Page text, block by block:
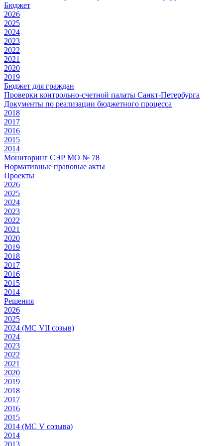
Бюджет
2026
2025
2024
2023
2022
2021
2020
2019
Бюджет для граждан
Проверки контрольно-счетной палаты Санкт-Петербурга
Документы по реализации бюджетного процесса
2018
2017
2016
2015
2014
Мониторинг СЭР МО № 78
Нормативные правовые акты
Проекты
2026
2025
2024
2023
2022
2021
2020
2019
2018
2017
2016
2015
2014
Решения
2026
2025
2024 (МС VII созыв)
2024
2023
2022
2021
2020
2019
2018
2017
2016
2015
2014 (МС V созыва)
2014
2013